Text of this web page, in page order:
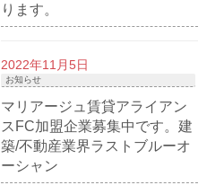
ります。
2022年11月5日
お知らせ
マリアージュ賃貸アライアン
スFC加盟企業募集中です。建
築/不動産業界ラストブルーオ
ーシャン